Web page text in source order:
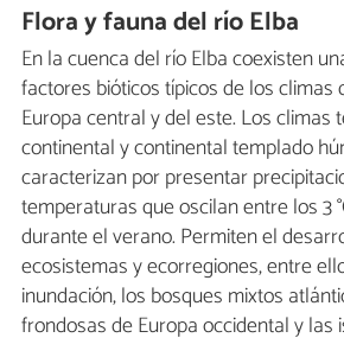
Flora y fauna del río Elba
En la cuenca del río Elba coexisten
factores bióticos típicos de los climas
Europa central y del este. Los climas
continental y continental templado
caracterizan por presentar
temperaturas que oscilan entre los 3
durante el verano. Permiten el
ecosistemas y ecorregiones, entre
inundación, los bosques mixtos
frondosas de Europa occidental y las